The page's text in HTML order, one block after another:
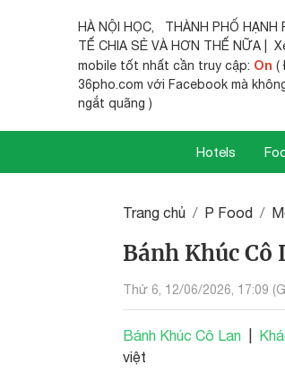
HÀ NỘI HỌC, THÀNH PHỐ HẠNH
TẾ CHIA SẺ VÀ HƠN THẾ NỮA |
mobile tốt nhất cần truy cập: On (
36pho.com với Facebook mà
ngắt quãng )
Hotels
Trang chủ P Food
Bánh Khúc
Thứ 6, 12/06/2026, 17:09
Bánh Khúc Cô Lan
việt